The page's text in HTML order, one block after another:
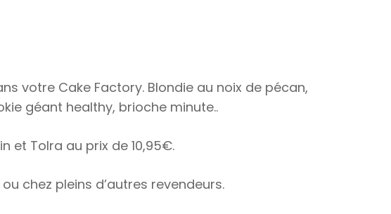
votre Cake Factory. Blondie au noix de pécan,
géant healthy, brioche minute..
et Tolra au prix de 10,95€.
chez pleins d’autres revendeurs.